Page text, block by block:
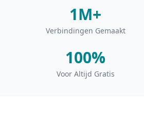
1M+
Verbindingen Gemaakt
100%
Voor Altijd Gratis